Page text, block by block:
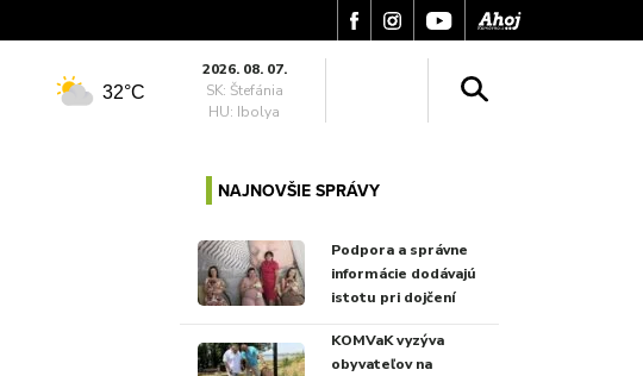
32°C
2026. 08. 07.
SK: Štefánia
HU: Ibolya
NAJNOVŠIE SPRÁVY
Podpora a správne
informácie dodávajú
istotu pri dojčení
KOMVaK vyzýva
obyvateľov na